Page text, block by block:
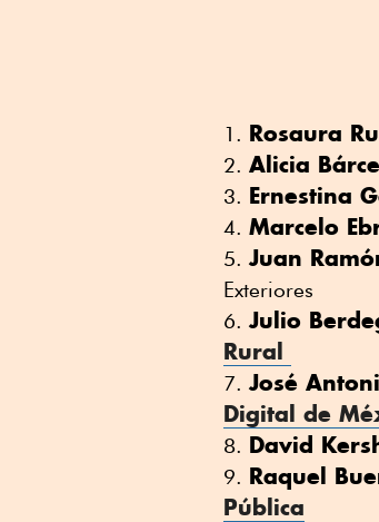
Rosaura
Alicia
Ernestina
Marcelo
Juan
Exteriores
Julio
Rural
José
Digital de
David
Raquel
Pública